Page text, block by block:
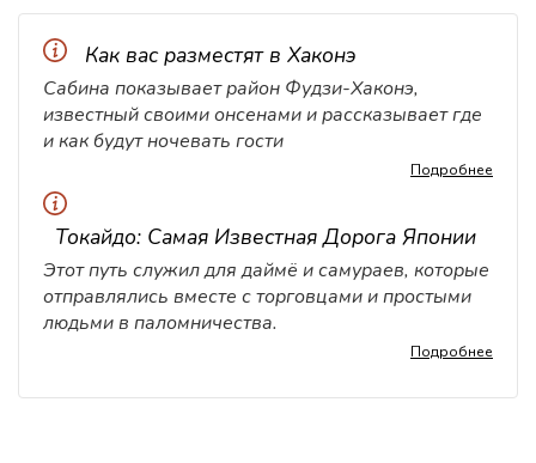
Как вас разместят в Хаконэ
Сабина показывает район Фудзи-Хаконэ,
известный своими онсенами и рассказывает где
и как будут ночевать гости
Подробнее
Токайдо: Самая Известная Дорога Японии
Этот путь служил для даймё и самураев, которые
отправлялись вместе с торговцами и простыми
людьми в паломничества.
Подробнее